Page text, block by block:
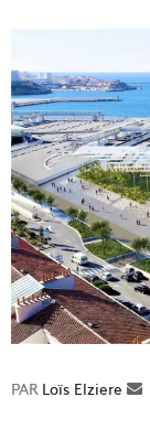
Loïs Elziere